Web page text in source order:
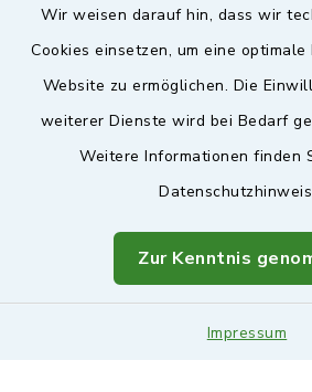
Wir weisen darauf hin, dass wir
Cookies einsetzen, um eine
Website zu ermöglichen. Die
weiterer Dienste wird bei Bedarf
Weitere Informationen finden
Zur Kenntnis
Impressum
Sicherer
Datenschutz
Sitemap
Leitweg-ID &